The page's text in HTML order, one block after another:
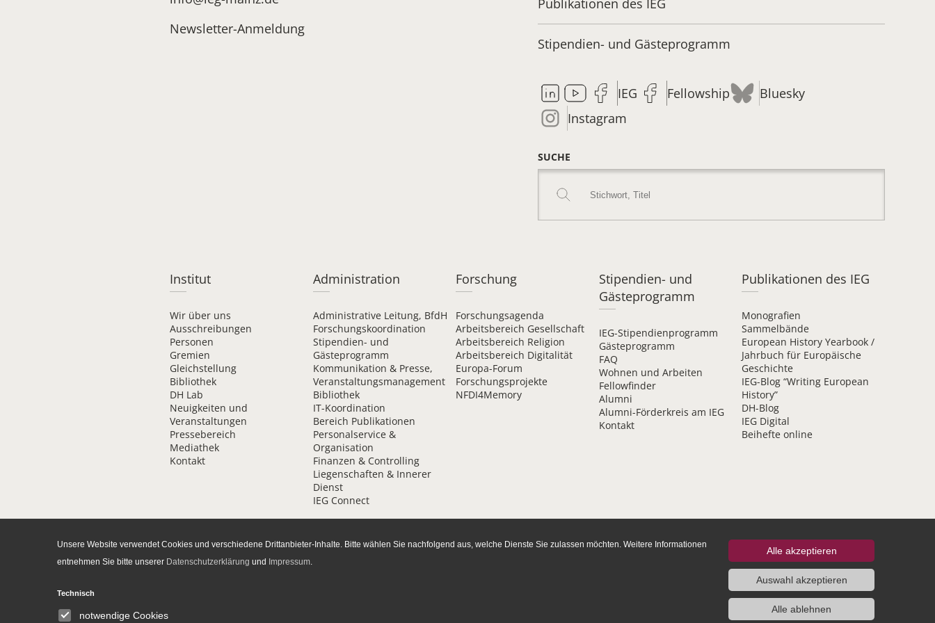
Newsletter-Anmeldung
Publikationen des IEG
Stipendien- und Gästeprogramm
IEG Fellowship
Bluesky
Instagram
SUCHE
Institut
Wir über uns
Ausschreibungen
Personen
Gremien
Gleichstellung
Bibliothek
DH Lab
Neuigkeiten und
Veranstaltungen
Pressebereich
Mediathek
Kontakt
Administration
Administrative Leitung, BfdH
Forschungskoordination
Stipendien- und
Gästeprogramm
Kommunikation & Presse,
Veranstaltungsmanagement
Bibliothek
IT-Koordination
Bereich Publikationen
Personalservice &
Organisation
Finanzen & Controlling
Liegenschaften & Innerer
Dienst
IEG Connect
Forschung
Forschungsagenda
Arbeitsbereich Gesellschaft
Arbeitsbereich Religion
Arbeitsbereich Digitalität
Europa-Forum
Forschungsprojekte
NFDI4Memory
Stipendien- und
Gästeprogramm
IEG-Stipendien­programm
Gästeprogramm
FAQ
Wohnen und Arbeiten
Fellowfinder
Alumni
Alumni-Förderkreis am IEG
Kontakt
Publikationen des IEG
Monografien
Sammelbände
European History Yearbook /
Jahrbuch für Europäische
Geschichte
IEG-Blog “Writing European
History”
DH-Blog
IEG Digital
Beihefte online
Unsere Website verwendet Cookies und verschiedene Drittanbieter-Inhalte. Bitte wählen Sie nachfolgend aus, welche Dienste Sie zulassen möchten. Weitere Informationen
entnehmen Sie bitte unserer Datenschutzerklärung und Impressum.
Technisch
notwendige Cookies
Alle akzeptieren
Auswahl akzeptieren
Alle ablehnen